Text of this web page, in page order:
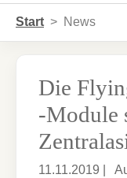
Start News
Die
-Module
11.11.2019